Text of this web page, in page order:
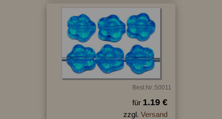
Best.Nr.:50011
für 1.19 €
zzgl. Versand